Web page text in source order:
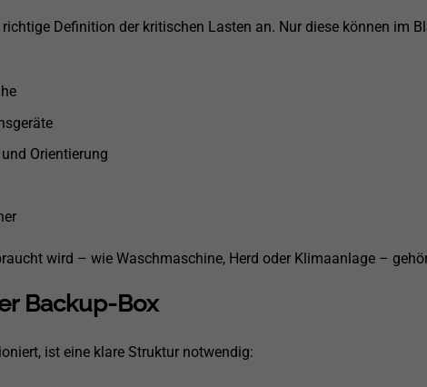
Definition der kritischen Lasten an. Nur diese können im
Orientierung
wird – wie Waschmaschine, Herd oder Klimaanlage –
Backup-Box
ist eine klare Struktur notwendig: